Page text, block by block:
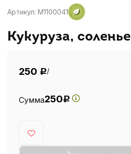
Артикул: M1100041
Кукуруза, соленье
250 Р/
Сумма250Р